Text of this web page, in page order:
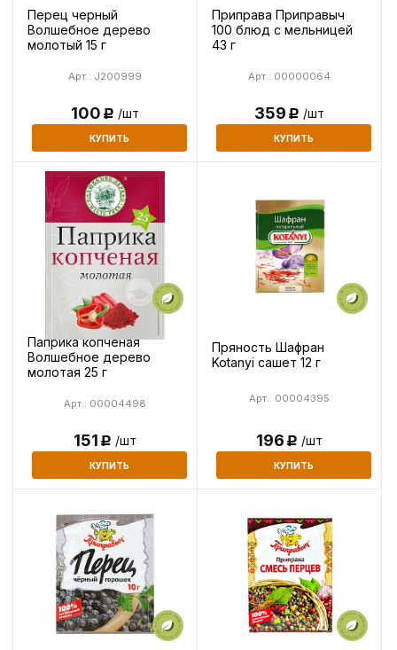
Перец черный
Волшебное дерево
молотый 15 г
Арт.: J200999
100Р /шт
КУПИТЬ
Приправа Приправыч
100 блюд с мельницей
43 г
Арт.: 00000064
359Р /шт
КУПИТЬ
Паприка копченая
Волшебное дерево
молотая 25 г
Арт.: 00004498
151Р /шт
КУПИТЬ
Пряность Шафран
Kotanyi сашет 12 г
Арт.: 00004395
196Р /шт
КУПИТЬ